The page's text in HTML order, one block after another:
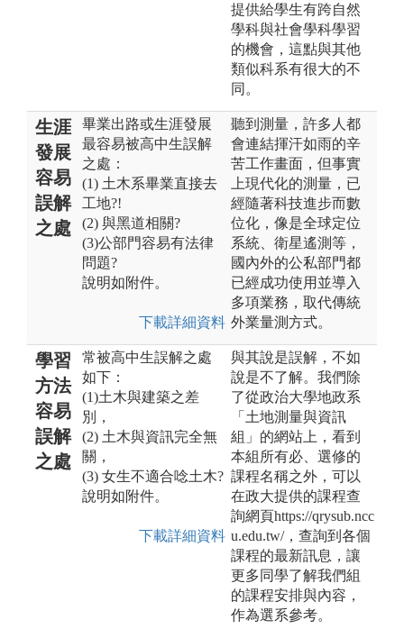
提供給學生有跨自然
學科與社會學科學習
的機會，這點與其他
類似科系有很大的不
同。
生涯
發展
容易
誤解
之處
畢業出路或生涯發展
最容易被高中生誤解
之處：
(1) 土木系畢業直接去
工地?!
(2) 與黑道相關?
(3)公部門容易有法律
問題?
說明如附件。
下載詳細資料
聽到測量，許多人都
會連結揮汗如雨的辛
苦工作畫面，但事實
上現代化的測量，已
經隨著科技進步而數
位化，像是全球定位
系統、衛星遙測等，
國內外的公私部門都
已經成功使用並導入
多項業務，取代傳統
外業量測方式。
學習
方法
容易
誤解
之處
常被高中生誤解之處
如下：
(1)土木與建築之差
別，
(2) 土木與資訊完全無
關，
(3) 女生不適合唸土木?
說明如附件。
下載詳細資料
與其說是誤解，不如
說是不了解。我們除
了從政治大學地政系
「土地測量與資訊
組」的網站上，看到
本組所有必、選修的
課程名稱之外，可以
在政大提供的課程查
詢網頁https://qrysub.ncc
u.edu.tw/，查詢到各個
課程的最新訊息，讓
更多同學了解我們組
的課程安排與內容，
作為選系參考。